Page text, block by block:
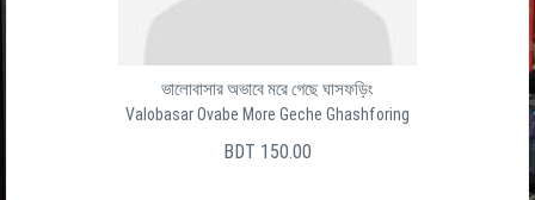
ভালোবাসার অভাবে মরে গেছে ঘাসফড়িং
Valobasar Ovabe More Geche Ghashforing
BDT 150.00